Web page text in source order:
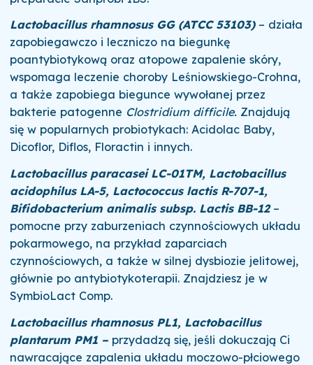
Lactobacillus rhamnosus GG (ATCC 53103)– działa
zapobiegawczo i leczniczo na biegunkę
poantybiotykową oraz atopowe zapalenie skóry,
wspomaga leczenie choroby Leśniowskiego-Crohna,
a także zapobiega biegunce wywołanej przez
bakterie patogenne Clostridium difficile. Znajdują
się w popularnych probiotykach: Acidolac Baby,
Dicoflor, Diflos, Floractin i innych.
Lactobacillus paracasei LC-01TM, Lactobacillus
acidophilus LA-5, Lactococcus lactis R-707-1,
Bifidobacterium animalis subsp. Lactis BB-12–
pomocne przy zaburzeniach czynnościowych układu
pokarmowego, na przykład zaparciach
czynnościowych, a także w silnej dysbiozie jelitowej,
głównie po antybiotykoterapii. Znajdziesz je w
SymbioLact Comp.
Lactobacillus rhamnosus PL1, Lactobacillus
plantarum PM1 – przydadzą się, jeśli dokuczają Ci
nawracające zapalenia układu moczowo-płciowego